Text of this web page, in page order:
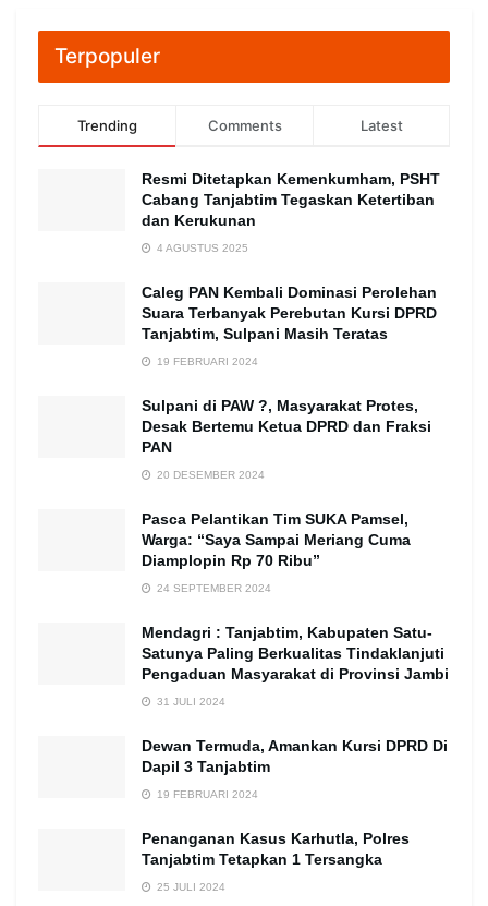
Terpopuler
Trending Comments Latest
Resmi Ditetapkan Kemenkumham, PSHT
Cabang Tanjabtim Tegaskan Ketertiban
dan Kerukunan
4 AGUSTUS 2025
Caleg PAN Kembali Dominasi Perolehan
Suara Terbanyak Perebutan Kursi DPRD
Tanjabtim, Sulpani Masih Teratas
19 FEBRUARI 2024
Sulpani di PAW ?, Masyarakat Protes,
Desak Bertemu Ketua DPRD dan Fraksi
PAN
20 DESEMBER 2024
Pasca Pelantikan Tim SUKA Pamsel,
Warga: “Saya Sampai Meriang Cuma
Diamplopin Rp 70 Ribu”
24 SEPTEMBER 2024
Mendagri : Tanjabtim, Kabupaten Satu-
Satunya Paling Berkualitas Tindaklanjuti
Pengaduan Masyarakat di Provinsi Jambi
31 JULI 2024
Dewan Termuda, Amankan Kursi DPRD Di
Dapil 3 Tanjabtim
19 FEBRUARI 2024
Penanganan Kasus Karhutla, Polres
Tanjabtim Tetapkan 1 Tersangka
25 JULI 2024